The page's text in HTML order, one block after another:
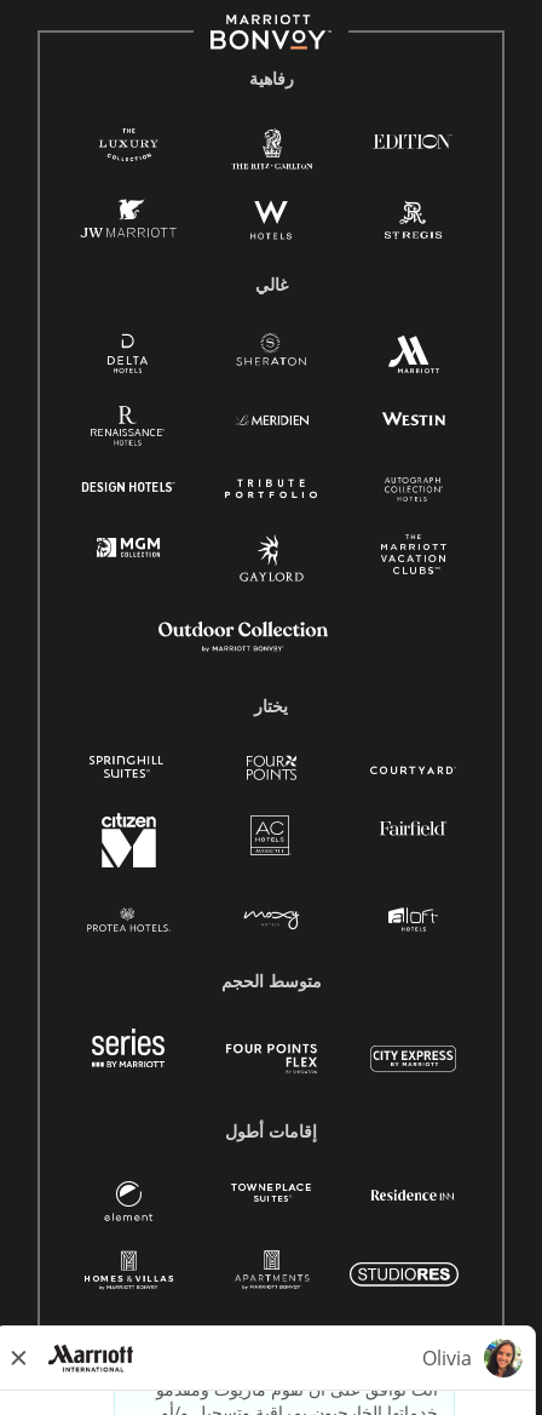
رفاهية
غالي
يختار
متوسط ​​الحجم
إقامات أطول